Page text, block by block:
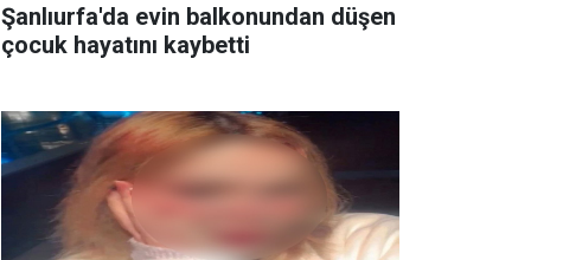
Şanlıurfa'da evin balkonundan düşen
çocuk hayatını kaybetti